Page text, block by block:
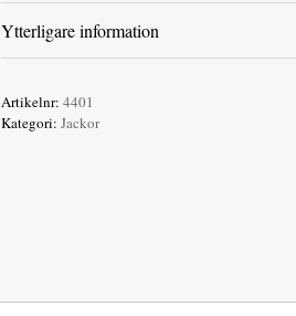
Ytterligare information
Artikelnr: 4401
Kategori: Jackor